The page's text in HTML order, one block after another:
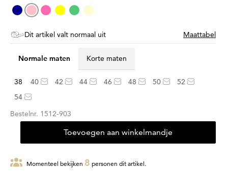
Dit artikel valt normaal uit Maattabel
Normale maten Korte maten
38 40 42 44 46 48 50
52
54
Bestelnr. 1512-903
Toevoegen aan winkelmandje
Momenteel bekijken 8 personen dit artikel.